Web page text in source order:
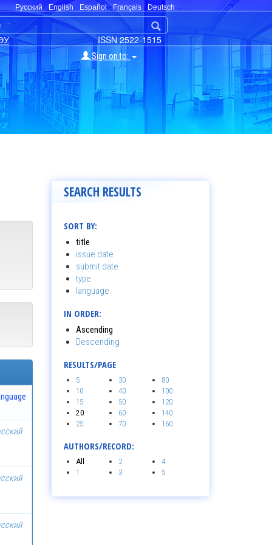
Русский English Español Français Deutsch
ISSN 2522-1515
Sign on to:
SEARCH RESULTS
SORT BY:
title
issue date
submit date
type
language
IN ORDER:
Ascending
Descending
RESULTS/PAGE
5
10
15
20
25
30
40
50
60
70
80
100
120
140
160
AUTHORS/RECORD:
All
1
2
3
4
5